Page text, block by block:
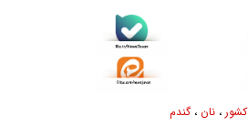
، نان ، گندم